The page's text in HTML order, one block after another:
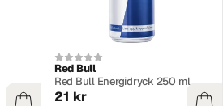
Red Bull
Red Bull Energidryck 250 ml
21 kr